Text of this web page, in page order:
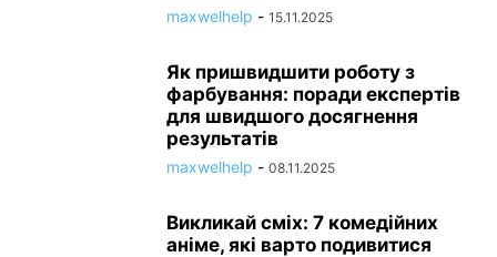
maxwelhelp - 15.11.2025
Як пришвидшити роботу з
фарбування: поради експертів
для швидшого досягнення
результатів
maxwelhelp - 08.11.2025
Викликай сміх: 7 комедійних
аніме, які варто подивитися